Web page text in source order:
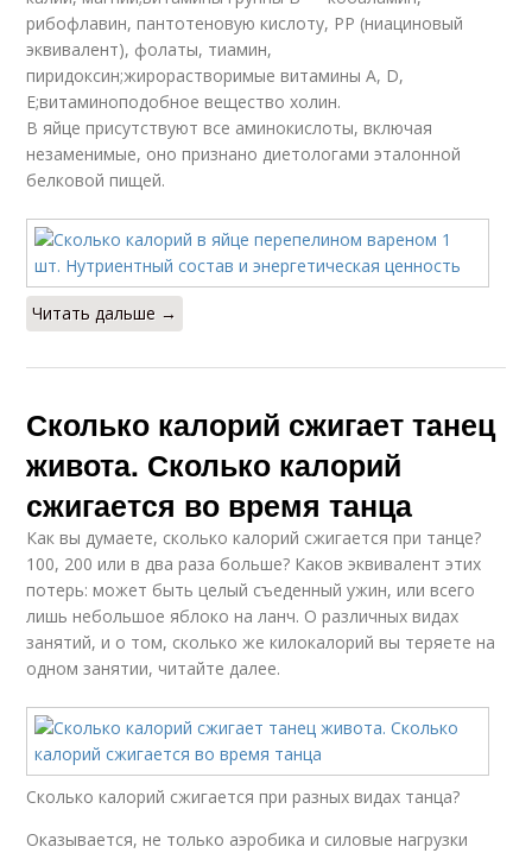
рибофлавин, пантотеновую кислоту, РР (ниациновый
эквивалент), фолаты, тиамин,
пиридоксин;жирорастворимые витамины A, D,
E;витаминоподобное вещество холин.
В яйце присутствуют все аминокислоты, включая
незаменимые, оно признано диетологами эталонной
белковой пищей.
Читать дальше →
Сколько калорий сжигает танец
живота. Сколько калорий
сжигается во время танца
Как вы думаете, сколько калорий сжигается при танце?
100, 200 или в два раза больше? Каков эквивалент этих
потерь: может быть целый съеденный ужин, или всего
лишь небольшое яблоко на ланч. О различных видах
занятий, и о том, сколько же килокалорий вы теряете на
одном занятии, читайте далее.
Сколько калорий сжигается при разных видах танца?
Оказывается, не только аэробика и силовые нагрузки